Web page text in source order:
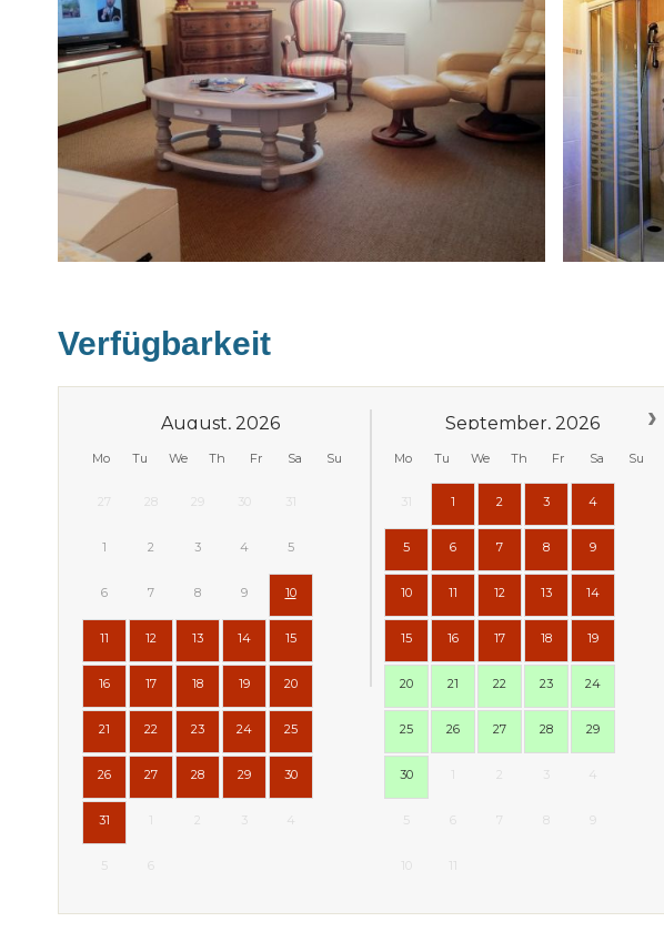
Verfügbarkeit
August, 2026
Mo Tu We Th Fr Sa Su
27 28 30 31
1 2 3 4 5
6 7 8 9 10
11 12 13 14 15
16 17 18 19 20
21 22 23 24 25
26 27 28 29 30
31 1 3 4
5
September, 2026
Mo Tu We Th Fr Sa Su
31 1 2 3 4
5 6 7 8 9
10 11 12 13 14
15 16 17 18 19
20 21 22 23 24
25 26 27 28 29
30 1 3 4
5 7 8
10 11